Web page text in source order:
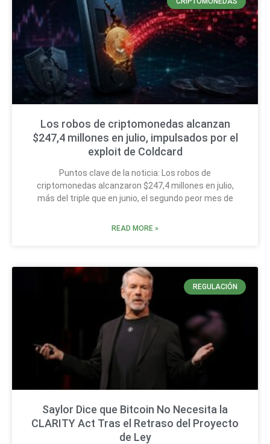
Los robos de criptomonedas alcanzan
$247,4 millones en julio, impulsados por el
exploit de Coldcard
Puntos clave de la noticia: Los robos de
criptomonedas alcanzaron $247,4 millones en julio,
más del triple que en junio, el segundo peor mes de
READ MORE »
REGULACIÓN
Saylor Dice que Bitcoin No Necesita la
CLARITY Act Tras el Retraso del Proyecto
de Ley